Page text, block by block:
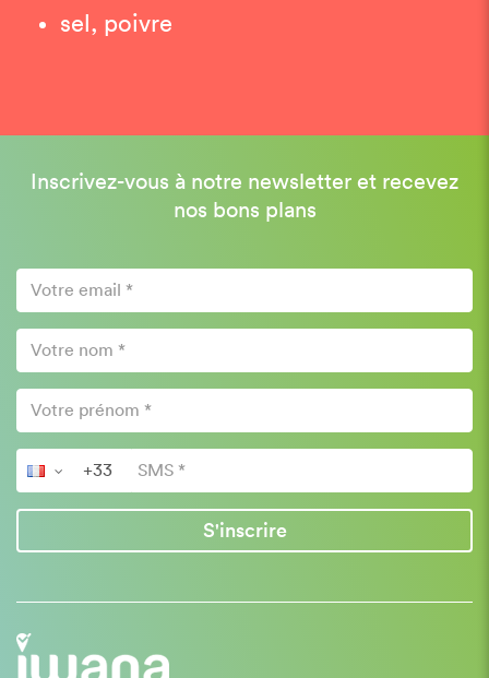
sel, poivre
Inscrivez-vous à notre newsletter et recevez
nos bons plans
S'inscrire